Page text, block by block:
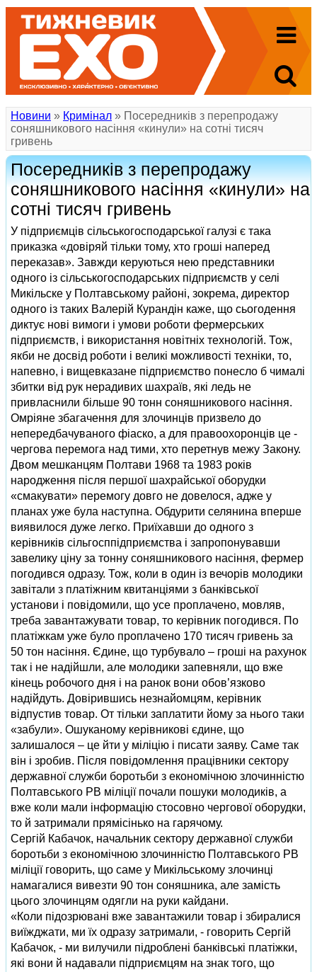
Новини » Кримінал » Посередників з перепродажу
соняшникового насіння «кинули» на сотні тисяч
гривень
Посередників з перепродажу
соняшникового насіння «кинули» на
сотні тисяч гривень
У підприємців сільськогосподарської галузі є така
приказка «довіряй тільки тому, хто гроші наперед
переказав». Завжди керуються нею представники
одного із сільськогосподарських підприємств у селі
Микільске у Полтавському районі, зокрема, директор
одного із таких Валерій Курандін каже, що сьогодення
диктує нові вимоги і умови роботи фермерських
підприємств, і використання новітніх технологій. Тож,
якби не досвід роботи і великі можливості техніки, то,
напевно, і вищевказане підприємство понесло б чималі
збитки від рук нерадивих шахраїв, які ледь не
привласнили більше 90 тонн соняшникового насіння.
Омріяне збагачення для злочинців призвело до
непередбачуваного фіаско, а для правоохоронців це -
чергова перемога над тими, хто перетнув межу Закону.
Двом мешканцям Полтави 1968 та 1983 років
народження після першої шахрайської оборудки
«смакувати» перемогу довго не довелося, адже у
планах уже була наступна. Обдурити селянина вперше
виявилося дуже легко. Приїхавши до одного з
керівників сільгосппідприємства і запропонувавши
завелику ціну за тонну соняшникового насіння, фермер
погодився одразу. Тож, коли в один із вечорів молодики
завітали з платіжним квитанціями з банківської
установи і повідомили, що усе проплачено, мовляв,
треба завантажувати товар, то керівник погодився. По
платіжкам уже було проплачено 170 тисяч гривень за
50 тон насіння. Єдине, що турбувало – гроші на рахунок
так і не надійшли, але молодики запевняли, що вже
кінець робочого дня і на ранок вони обов’язково
надійдуть. Довірившись незнайомцям, керівник
відпустив товар. От тільки заплатити йому за нього таки
«забули». Ошуканому керівникові єдине, що
залишалося – це йти у міліцію і писати заяву. Саме так
він і зробив. Після повідомлення працівники сектору
державної служби боротьби з економічною злочинністю
Полтавського РВ міліції почали пошуки молодиків, а
вже коли мали інформацію стосовно чергової оборудки,
то й затримали прямісінько на гарячому.
Сергій Кабачок, начальник сектору державної служби
боротьби з економічною злочинністю Полтавського РВ
міліції говорить, що саме у Микільському злочинці
намагалися вивезти 90 тон соняшника, але замість
цього злочинцям одягли на руки кайдани.
«Коли підозрювані вже завантажили товар і збиралися
виїжджати, ми їх одразу затримали, - говорить Сергій
Кабачок, - ми вилучили підроблені банківські платіжки,
які вони й надавали підприємцям на знак того, що